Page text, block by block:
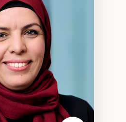
écologiques
de la biodiversité
et méthodes participatives
environnement